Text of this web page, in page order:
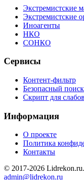
Экстремистские
Экстремистские
Иноагенты
НКО
СОНКО
Сервисы
Контент-фильтр
Безопасный поиск
Скрипт для
Информация
О проекте
Политика
Контакты
© 2017-2026
admin@lidrekon.ru